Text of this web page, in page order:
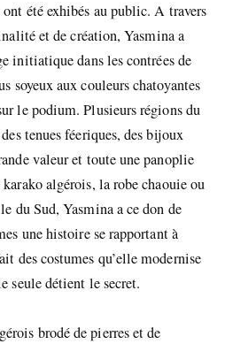
été exhibés au public. A travers
et de création, Yasmina a
initiatique dans les contrées de
soyeux aux couleurs chatoyantes
le podium. Plusieurs régions du
tenues féeriques, des bijoux
valeur et toute une panoplie
algérois, la robe chaouie ou
du Sud, Yasmina a ce don de
une histoire se rapportant à
des costumes qu’elle modernise
seule détient le secret.
brodé de pierres et de